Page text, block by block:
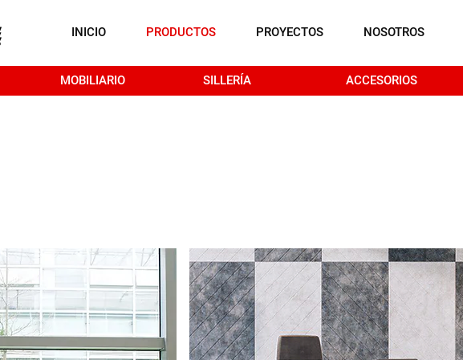
INICIO PRODUCTOS PROYECTOS NOSOTROS
MOBILIARIO SILLERÍA ACCESORIOS